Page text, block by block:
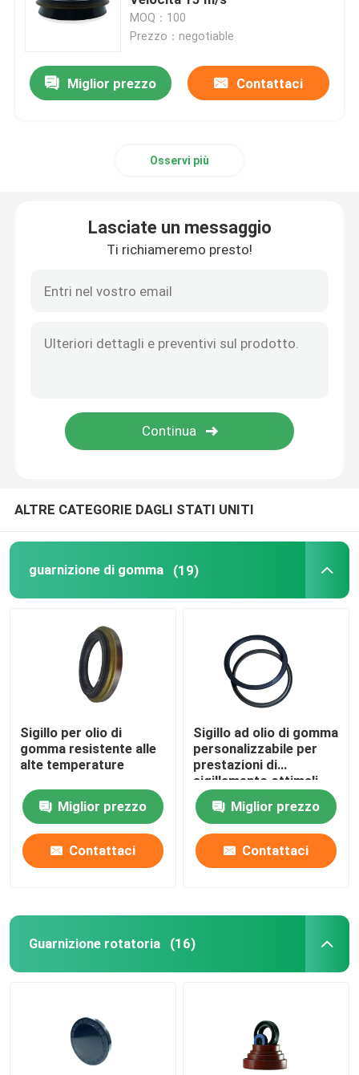
Guarnizione del cambio
Sigillo dell'olio di motore
corredo della guarnizione della valvola
Sigilli della bombola ad aria
GUARNIZIONE DELLA POMPA IDRAULICA
parti di plastica su ordinazione
Prodotti di tenuta in gomma
Guarnizione dell'albero dell'asse motore
MOQ：100
Prezzo：negotiable
Miglior prezzo Contattaci
Osservi più
Lasciate un messaggio
Ti richiameremo presto!
ALTRE CATEGORIE DAGLI STATI UNITI
guarnizione di gomma (19)
Sigillo per olio di
gomma resistente alle
alte temperature
Miglior prezzo
Contattaci
Sigillo ad olio di gomma
personalizzabile per
prestazioni di
sigillamento ottimali
Miglior prezzo
Contattaci
Guarnizione rotatoria (16)